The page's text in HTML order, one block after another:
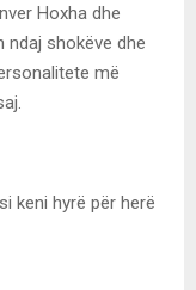
Hoxha dhe
ndaj shokëve dhe
më
keni hyrë për herë